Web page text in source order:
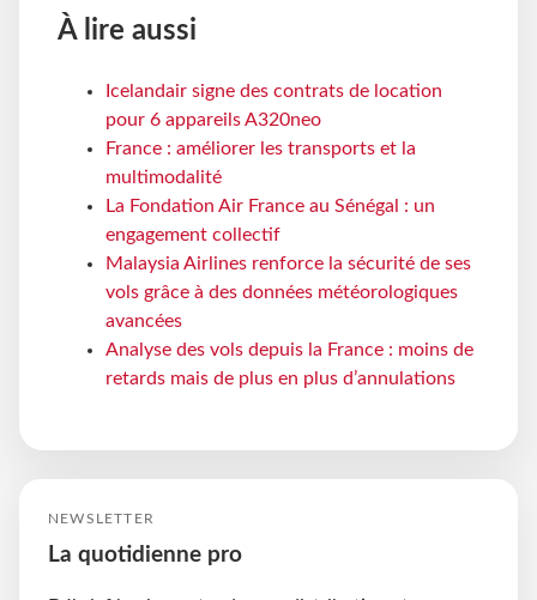
À lire aussi
Icelandair signe des contrats de location
pour 6 appareils A320neo
France : améliorer les transports et la
multimodalité
La Fondation Air France au Sénégal : un
engagement collectif
Malaysia Airlines renforce la sécurité de ses
vols grâce à des données météorologiques
avancées
Analyse des vols depuis la France : moins de
retards mais de plus en plus d’annulations
NEWSLETTER
La quotidienne pro